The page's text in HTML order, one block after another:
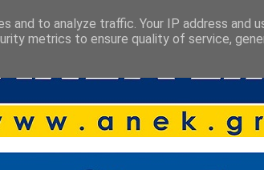
and to analyze traffic. Your IP address and
metrics to ensure quality of service,